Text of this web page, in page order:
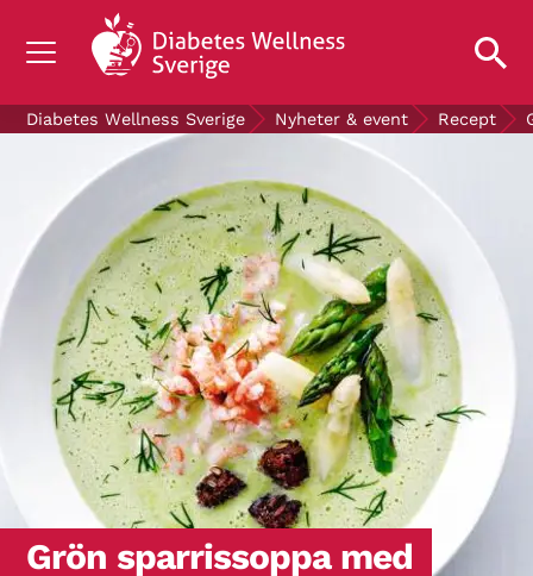
OM DIABETES
FORSKNING
NYHETER & EVENT
OM OSS
GRATIS DIABETESPRODUKTER
Blodsockerkollen
Diabetes Wellness Sverige Nyheter & event Recept
Grön sparrissoppa med